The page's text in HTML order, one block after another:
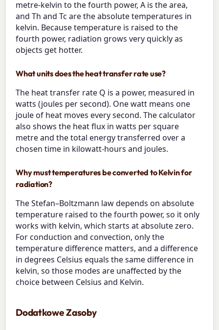
metre-kelvin to the fourth power, A is the area,
and Th and Tc are the absolute temperatures in
kelvin. Because temperature is raised to the
fourth power, radiation grows very quickly as
objects get hotter.
What units does the heat transfer rate use?
The heat transfer rate Q is a power, measured in
watts (joules per second). One watt means one
joule of heat moves every second. The calculator
also shows the heat flux in watts per square
metre and the total energy transferred over a
chosen time in kilowatt-hours and joules.
Why must temperatures be converted to Kelvin for
radiation?
The Stefan–Boltzmann law depends on absolute
temperature raised to the fourth power, so it only
works with kelvin, which starts at absolute zero.
For conduction and convection, only the
temperature difference matters, and a difference
in degrees Celsius equals the same difference in
kelvin, so those modes are unaffected by the
choice between Celsius and Kelvin.
Dodatkowe Zasoby